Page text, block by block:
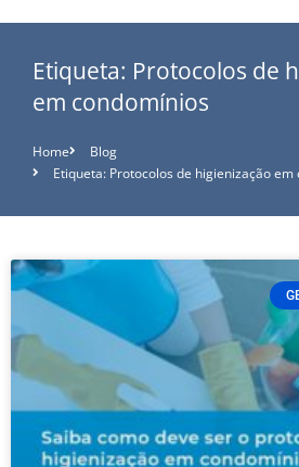
Etiqueta: Protocolos de
em condomínios
Home
Blog
Etiqueta: Protocolos de higienização em